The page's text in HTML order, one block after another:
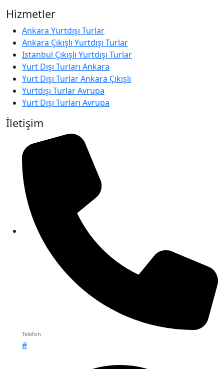
Hizmetler
Ankara Yurtdışı Turlar
Ankara Çıkışlı Yurtdışı Turlar
Istanbul Çıkışlı Yurtdışı Turlar
Yurt Dışı Turları Ankara
Yurt Dışı Turlar Ankara Çıkışlı
Yurtdışı Turlar Avrupa
Yurt Dışı Turları Avrupa
İletişim
Telefon
#